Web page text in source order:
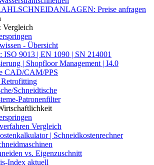
Preise anfragen
Vergleich
- Übersicht
ISO 9013 | EN 1090 | SN 214001
| Shopfloor Management | I4.0
CAD/CAM/PPS
Schneidtische
Patronenfilter
Vergleich
| Schneidkostenrechner
vs. Eigenzuschnitt
Index aktuell